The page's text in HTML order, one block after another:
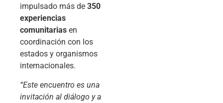
impulsado más de 350
experiencias
comunitarias en
coordinación con los
estados y organismos
internacionales.
“Este encuentro es una
invitación al diálogo y a